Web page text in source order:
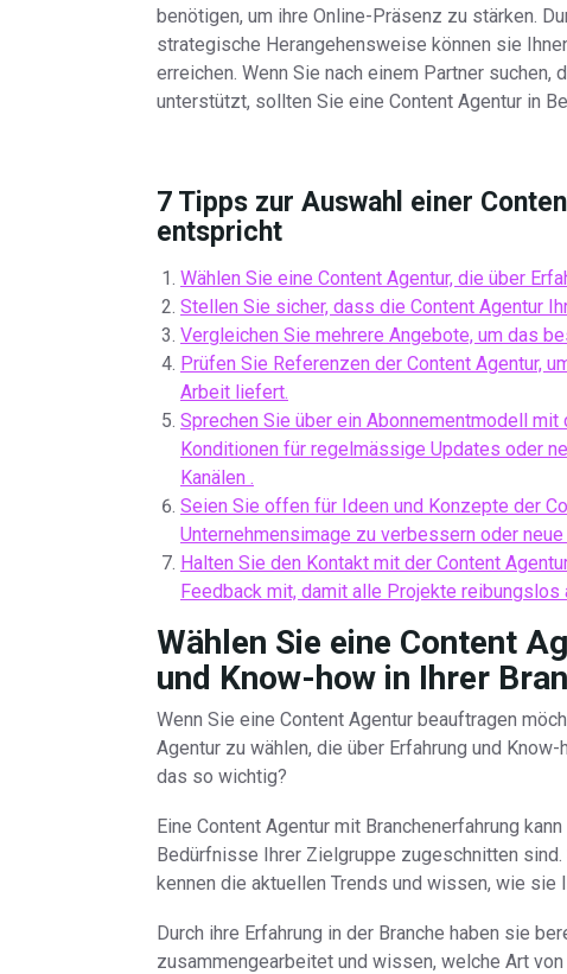
benötigen, um ihre Online-Präsenz zu stärken.
strategische Herangehensweise können sie
erreichen. Wenn Sie nach einem Partner
unterstützt, sollten Sie eine Content Agentur in
7 Tipps zur Auswahl einer
entspricht
Wählen Sie eine Content Agentur, die über
Stellen Sie sicher, dass die Content Agentur
Vergleichen Sie mehrere Angebote, um das
Prüfen Sie Referenzen der Content Agentur,
Arbeit liefert.
Sprechen Sie über ein Abonnementmodell
Konditionen für regelmässige Updates oder
Kanälen .
Seien Sie offen für Ideen und Konzepte der
Unternehmensimage zu verbessern oder
Halten Sie den Kontakt mit der Content
Feedback mit, damit alle Projekte reibungslos
Wählen Sie eine Content
und Know-how in Ihrer
Wenn Sie eine Content Agentur beauftragen
Agentur zu wählen, die über Erfahrung und
das so wichtig?
Eine Content Agentur mit Branchenerfahrung
Bedürfnisse Ihrer Zielgruppe zugeschnitten
kennen die aktuellen Trends und wissen, wie
Durch ihre Erfahrung in der Branche haben sie
zusammengearbeitet und wissen, welche Art